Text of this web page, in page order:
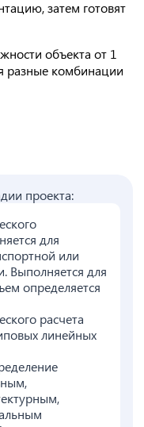
затем готовят
объекта от 1
разные комбинации
проекта:
для
или
Выполняется для
определяется
расчета
линейных